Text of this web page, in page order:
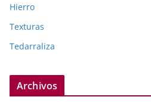
Hierro
Texturas
Tedarraliza
Archivos